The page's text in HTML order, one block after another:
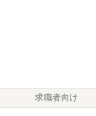
求職者向け